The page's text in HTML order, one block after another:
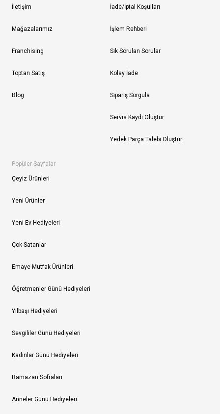
İletişim
Mağazalarımız
Franchising
Toptan Satış
Blog
İade/İptal Koşulları
İşlem Rehberi
Sık Sorulan Sorular
Kolay İade
Sipariş Sorgula
Servis Kaydı Oluştur
Yedek Parça Talebi Oluştur
Popüler Sayfalar
Çeyiz Ürünleri
Yeni Ürünler
Yeni Ev Hediyeleri
Çok Satanlar
Emaye Mutfak Ürünleri
Öğretmenler Günü Hediyeleri
Yılbaşı Hediyeleri
Sevgililer Günü Hediyeleri
Kadınlar Günü Hediyeleri
Ramazan Sofraları
Anneler Günü Hediyeleri